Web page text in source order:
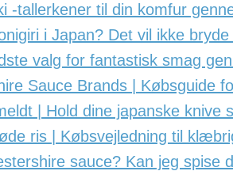
-tallerkener til din komfur
i Japan? Det vil ikke bryde
valg for fantastisk smag
Sauce Brands | Købsguide
| Hold dine japanske knive
ris | Købsvejledning til
sauce? Kan jeg spise